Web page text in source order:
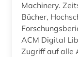
Machinery.
Bücher,
ACM Digital
Zugriff auf alle